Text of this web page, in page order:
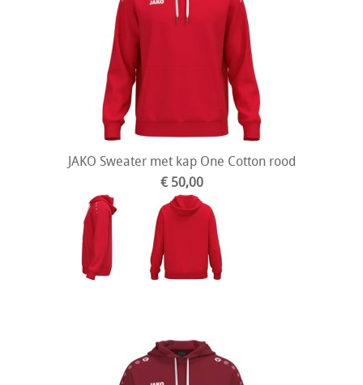
JAKO Sweater met kap One Cotton rood
€ 50,00